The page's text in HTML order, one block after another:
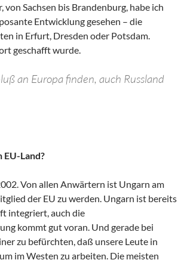
von Sachsen bis Brandenburg, habe ich
Entwicklung gesehen – die
in Erfurt, Dresden oder Potsdam.
geschafft wurde.
an Europa finden, auch Russland
Land?
Von allen Anwärtern ist Ungarn am
der EU zu werden. Ungarn ist bereits
integriert, auch die
kommt gut voran. Und gerade bei
zu befürchten, daß unsere Leute in
im Westen zu arbeiten. Die meisten